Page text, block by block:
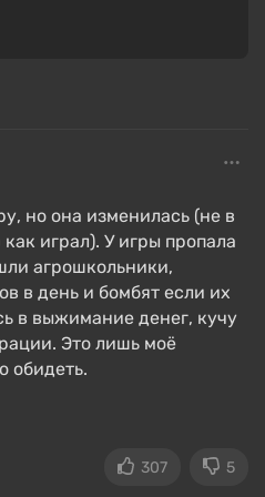
космический
планеты в десятки
которые чем-то
мозгляки выполняют
атаки и становятся
время шторма.
от угрозы с
щитов,
Игрок начинает как
ему нужно
находить других
и выяснить, каким
но она изменилась (не в
играл). У игры пропала
агрошкольники,
в день и бомбят если их
в выжимание денег, кучу
Это лишь моё
обидеть.
307 5